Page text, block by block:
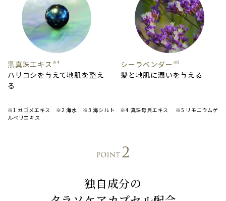
黒真珠エキス ※4
ハリコシを与えて地肌を整え
る
シーラベンダー ※5
髪と地肌に潤いを与える
※1 ガゴメエキス ※2 海水 ※3 海シルト ※4 真珠母貝エキス ※5 リモニウムゲ
ルベリエキス
独自成分の